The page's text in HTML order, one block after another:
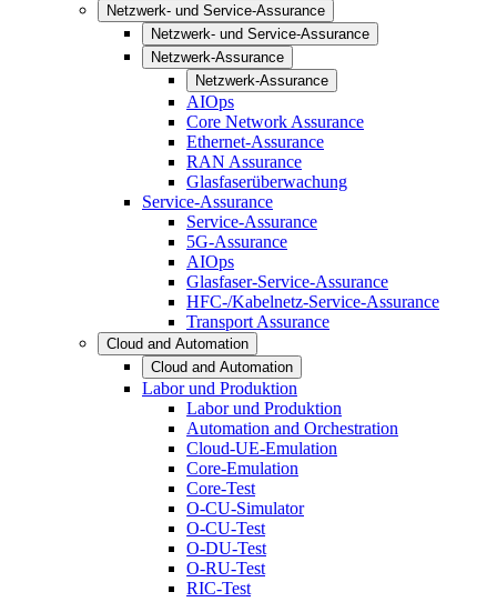
Netzwerk- und Service-Assurance
Netzwerk- und Service-Assurance
Netzwerk-Assurance
Netzwerk-Assurance
AIOps
Core Network Assurance
Ethernet-Assurance
RAN Assurance
Glasfaserüberwachung
Service-Assurance
Service-Assurance
5G-Assurance
AIOps
Glasfaser-Service-Assurance
HFC-/Kabelnetz-Service-Assurance
Transport Assurance
Cloud and Automation
Cloud and Automation
Labor und Produktion
Labor und Produktion
Automation and Orchestration
Cloud-UE-Emulation
Core-Emulation
Core-Test
O-CU-Simulator
O-CU-Test
O-DU-Test
O-RU-Test
RIC-Test